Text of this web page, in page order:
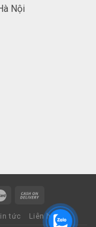
Nội
tức Liên hệ